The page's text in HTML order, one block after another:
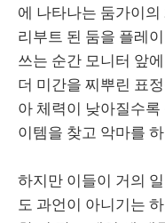
에 나타나는 둠가이
리부트 된 둠을 플레
쓰는 순간 모니터 앞
더 미간을 찌뿌린 표
아 체력이 낮아질수
이템을 찾고 악마를
하지만 이들이 거의
도 과언이 아니기는